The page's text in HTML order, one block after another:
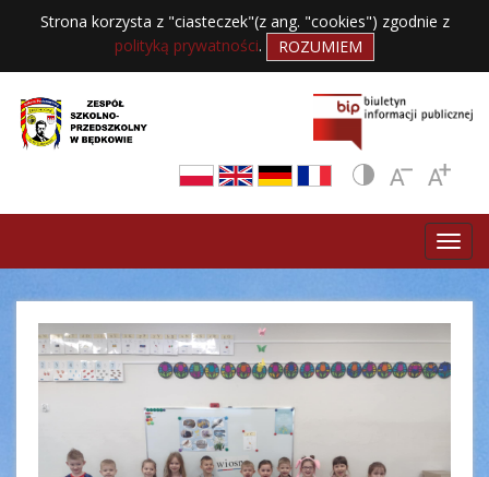
Strona korzysta z "ciasteczek"(z ang. "cookies") zgodnie z
polityką prywatności. ROZUMIEM